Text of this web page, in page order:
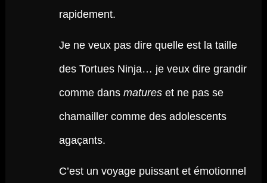
rapidement.
Je ne veux pas dire quelle est la taille
des Tortues Ninja… je veux dire grandir
comme dans matureset ne pas se
chamailler comme des adolescents
agaçants.
C’est un voyage puissant et émotionnel